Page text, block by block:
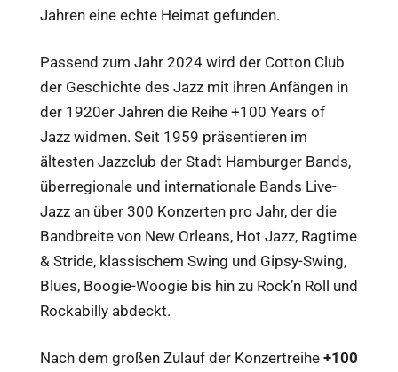
Jahren eine echte Heimat gefunden.
Passend zum Jahr 2024 wird der Cotton Club
der Geschichte des Jazz mit ihren Anfängen in
der 1920er Jahren die Reihe +100 Years of
Jazz widmen. Seit 1959 präsentieren im
ältesten Jazzclub der Stadt Hamburger Bands,
überregionale und internationale Bands Live-
Jazz an über 300 Konzerten pro Jahr, der die
Bandbreite von New Orleans, Hot Jazz, Ragtime
& Stride, klassischem Swing und Gipsy-Swing,
Blues, Boogie-Woogie bis hin zu Rock’n Roll und
Rockabilly abdeckt.
Nach dem großen Zulauf der Konzertreihe +100